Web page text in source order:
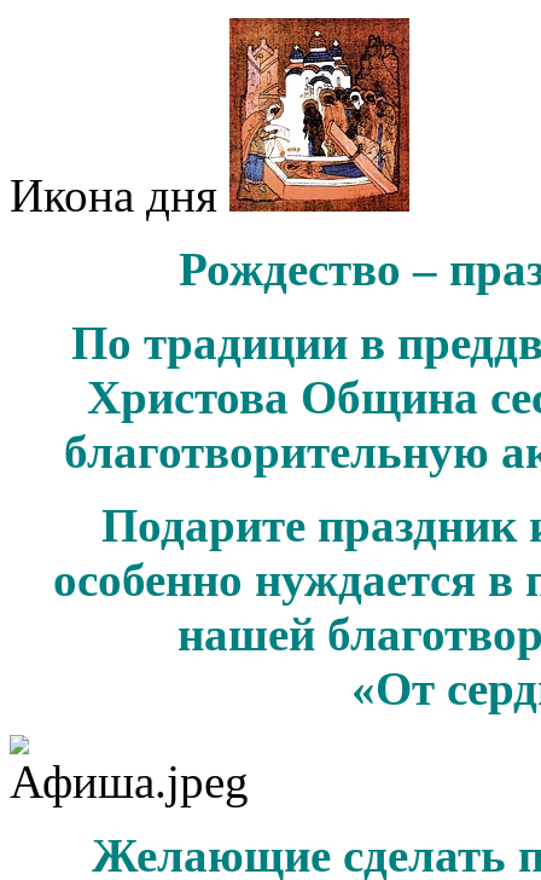
Икона дня
Рождество –
По традиции в
Христова Община
благотворительную
Подарите праздник
особенно нуждается
нашей
«От
Желающие сделать